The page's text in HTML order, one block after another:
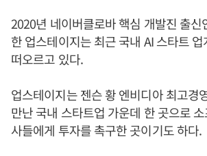
2020년 네이버클로바 핵심 개발진 출신
한 업스테이지는 최근 국내 AI 스타트
떠오르고 있다.
업스테이지는 젠슨 황 엔비디아 최고경
만난 국내 스타트업 가운데 한 곳으로
사들에게 투자를 촉구한 곳이기도 하다.